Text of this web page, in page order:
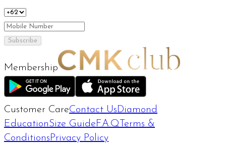
Subscribe
Membership
Customer CareContact Us Diamond
EducationSize Guide F.A.Q Terms &
Conditions Privacy Policy